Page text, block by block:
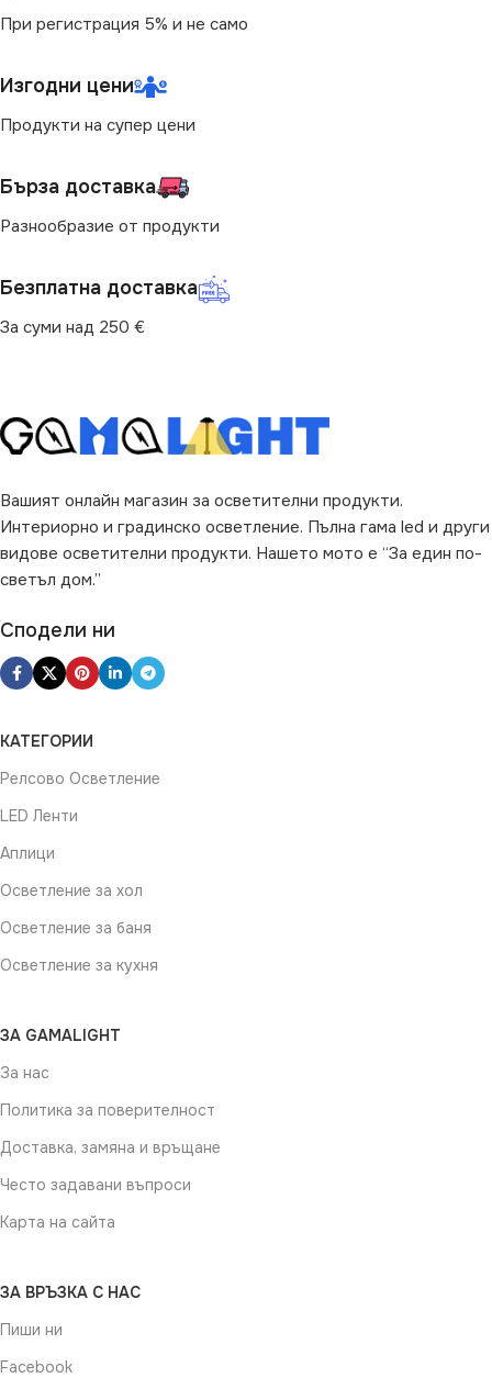
БРОЙ ФАСУНГИ 1
При регистрация 5% и не само
Изгодни цени
Продукти на супер цени
Бърза доставка
Разнообразие от продукти
Безплатна доставка
За суми над 250 €
Вашият онлайн магазин за осветителни продукти.
Интериорно и градинско осветление. Пълна гама led и други
видове осветителни продукти. Нашето мото е “За един по-
светъл дом.”
Сподели ни
КАТЕГОРИИ
Релсово Осветление
LED Ленти
Аплици
Осветление за хол
Осветление за баня
Осветление за кухня
ЗА GAMALIGHT
За нас
Политика за поверителност
Доставка, замяна и връщане
Често задавани въпроси
Карта на сайта
ЗА ВРЪЗКА С НАС
Пиши ни
Facebook